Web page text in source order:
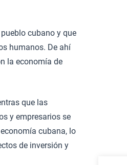
cubano y que
humanos. De ahí
la economía de
que las
y empresarios se
cubana, lo
de inversión y